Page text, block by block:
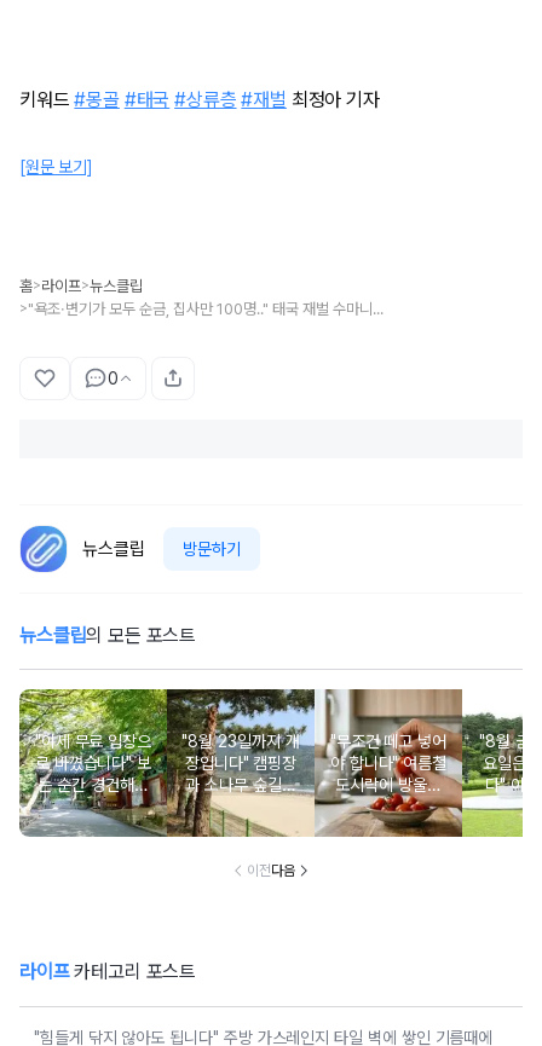
키워드#몽골 #태국 #상류층 #재벌 최정아 기자
[원문 보기]
홈>라이프>뉴스클립
> "욕조·변기가 모두 순금, 집사만 100명.." 태국 재벌 수마니집, 무려 5947억 입틀막
0
뉴스클립 방문하기
뉴스클립의 모든 포스트
"이제 무료 입장으
로 바꼈습니다" 보
는 순간 경건해지
고 마음이 편안해
지는 사찰 여행지
"8월 23일까지 개
장입니다" 캠핑장
과 소나무 숲길이
붙어있는 조용한
남해 해수욕장
"무조건 떼고 넣어
야 합니다" 여름철
도시락에 방울토
마토 꼭지 그대로
넣으면 생기는 일
"8월 금
요일은
다" 이
무료로
한 의미
이전다음
라이프카테고리 포스트
"힘들게 닦지 않아도 됩니다" 주방 가스레인지 타일 벽에 쌓인 기름때에